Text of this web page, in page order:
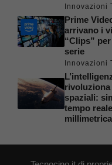
Innovazioni
Prime
arrivano i
“Clips”
serie
Innovazioni
spaziali:
tempo
millimetrica